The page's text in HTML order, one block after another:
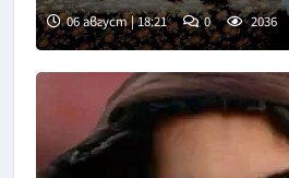
Снимка: Инстаграм
06 август | 18:21 0 2036